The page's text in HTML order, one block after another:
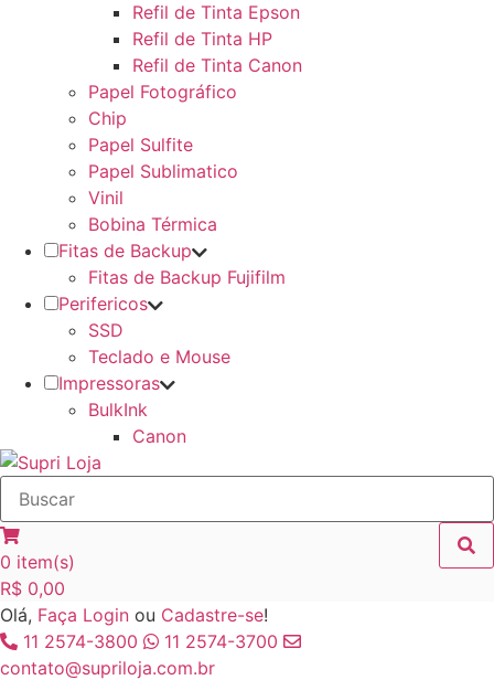
Refil de Tinta Epson
Refil de Tinta HP
Refil de Tinta Canon
Papel Fotográfico
Chip
Papel Sulfite
Papel Sublimatico
Vinil
Bobina Térmica
Fitas de Backup
Fitas de Backup Fujifilm
Perifericos
SSD
Teclado e Mouse
Impressoras
BulkInk
Canon
0 item(s)
R$ 0,00
Olá, Faça Login ou Cadastre-se!
11 2574-3800
11 2574-3700
contato@supriloja.com.br